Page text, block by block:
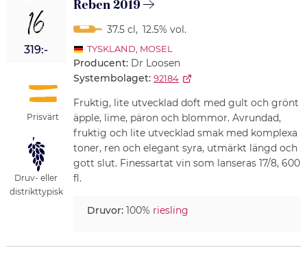
16
319:-
Prisvärt
Druv- eller
distrikttypisk
Reben 2019
37.5 cl , 12.5% vol.
TYSKLAND, MOSEL
Producent: Dr Loosen
Systembolaget: 92184
Fruktig, lite utvecklad doft med gult och grönt
äpple, lime, päron och blommor. Avrundad,
fruktig och lite utvecklad smak med komplexa
toner, ren och elegant syra, utmärkt längd och
gott slut. Finessartat vin som lanseras 17/8, 600
fl.
Druvor:100% riesling